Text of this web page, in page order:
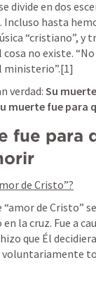
divide en dos
Incluso hasta
“cristiano”, y
cosa no existe.
ministerio”.[1]
verdad: Su
muerte fue para
fue para
de Cristo”?
de Cristo”
la cruz. Fue a
que Él
voluntariamente